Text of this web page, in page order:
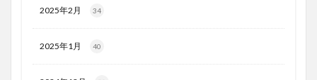
2025年2月 34
2025年1月 40